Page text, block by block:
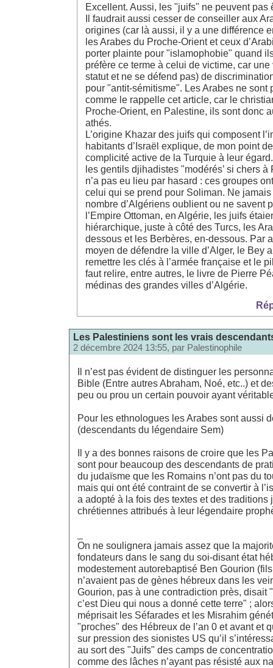
Excellent. Aussi, les "juifs" ne peuvent pas
Il faudrait aussi cesser de conseiller aux
origines (car là aussi, il y a une différence
les Arabes du Proche-Orient et ceux
porter plainte pour "islamophobie" quand
préfère ce terme à celui de victime, car
statut et ne se défend pas) de
pour "antit-sémitisme". Les Arabes ne sont
comme le rappelle cet article, car le
Proche-Orient, en Palestine, ils sont
athés.
L’origine Khazar des juifs qui composent
habitants d’Israël explique, de mon point
complicité active de la Turquie à leur
les gentils djihadistes "modérés’ si chers
n’a pas eu lieu par hasard : ces groupes
celui qui se prend pour Soliman. Ne
nombre d’Algériens oublient ou ne savent
l’Empire Ottoman, en Algérie, les juifs
hiérarchique, juste à côté des Turcs, les
dessous et les Berbères, en-dessous. Par
moyen de défendre la ville d’Alger, le Bey
remettre les clés à l’armée française et le
faut relire, entre autres, le livre de Pierre
médinas des grandes villes d’Algérie.
Les Palestiniens sont les vrais
2 décembre 2024 13:55, par Palestinophile
Il n’est pas évident de distinguer les
Bible (Entre autres Abraham, Noé, etc..) et
peu ou prou un certain pouvoir ayant
Pour les ethnologues les Arabes sont aussi
(descendants du légendaire Sem)
Il y a des bonnes raisons de croire que les
sont pour beaucoup des descendants de
du judaïsme que les Romains n’ont pas du
mais qui ont été contraint de se convertir à
a adopté à la fois des textes et des traditions
chrétiennes attribués à leur légendaire
On ne soulignera jamais assez que la
fondateurs dans le sang du soi-disant état
modestement autorebaptisé Ben Gourion
n’avaient pas de gènes hébreux dans les
Gourion, pas à une contradiction près, disait
c’est Dieu qui nous a donné cette terre" ;
méprisait les Séfarades et les Misrahim
"proches" des Hébreux de l’an 0 et avant et
sur pression des sionistes US qu’il
au sort des "Juifs" des camps de
comme des lâches n’ayant pas résisté aux